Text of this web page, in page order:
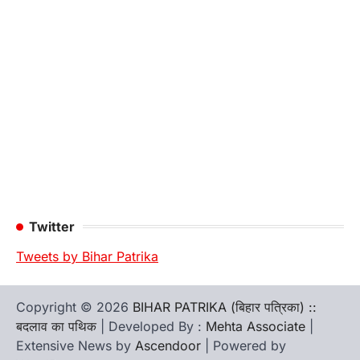
Twitter
Tweets by Bihar Patrika
Copyright © 2026 BIHAR PATRIKA (बिहार पत्रिका) ::
बदलाव का पथिक | Developed By : Mehta Associate
Extensive News by Ascendoor | Powered by